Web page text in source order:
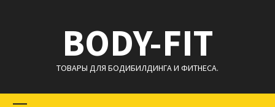
BODY-FIT
ТОВАРЫ ДЛЯ БОДИБИЛДИНГА И ФИТНЕСА.